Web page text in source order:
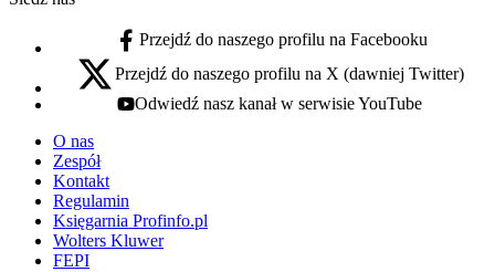
facebook - otwiera się w nowej karcie
Przejdź do naszego profilu na Facebooku
x - otwiera się w nowej karcie
Przejdź do naszego profilu na X (dawniej Twitter)
youtube - otwiera się w nowej karcie
Odwiedź nasz kanał w serwisie YouTube
O nas
Zespół
Kontakt
Regulamin
Księgarnia Profinfo.pl
Wolters Kluwer
FEPI